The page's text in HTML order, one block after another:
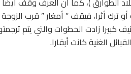
ترك أثرا، فيقف ” أمغار ” قرب
كبيرا زادت الخطوات والتي يتم
الغنية كانت أبقارا.